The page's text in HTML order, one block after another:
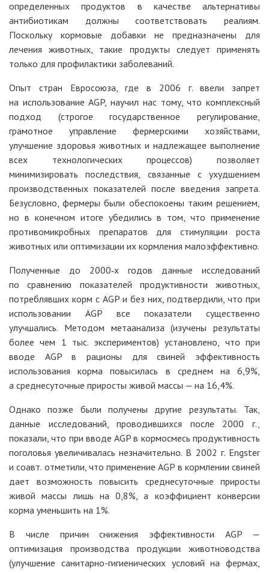
определенных продуктов в качестве альтернативы
антибиотикам должны соответствовать реалиям.
Поскольку кормовые добавки не предназначены для
лечения животных, такие продукты следует применять
только для профилактики заболеваний.
Опыт стран Евросоюза, где в 2006 г. ввели запрет
на использование AGP, научил нас тому, что комплексный
подход (строгое государственное регулирование,
грамотное управление фермерскими хозяйствами,
улучшение здоровья животных и надлежащее выполнение
всех технологических процессов) позволяет
минимизировать последствия, связанные с ухудшением
производственных показателей после введения запрета.
Безусловно, фермеры были обеспокоены таким решением,
но в конечном итоге убедились в том, что применение
противомикробных препаратов для стимуляции роста
животных или оптимизации их кормления малоэффективно.
Полученные до 2000‑х годов данные исследований
по сравнению показателей продуктивности животных,
потреблявших корм с AGP и без них, подтвердили, что при
использовании AGP все показатели существенно
улучшались. Методом метаанализа (изучены результаты
более чем 1 тыс. экспериментов) установлено, что при
вводе AGP в рационы для свиней эффективность
использования корма повысилась в среднем на 6,9%,
а среднесуточные приросты живой массы — на 16,4%.
Однако позже были получены другие результаты. Так,
данные исследований, проводившихся после 2000 г.,
показали, что при вводе AGP в кормосмесь продуктивность
поголовья увеличивалась незначительно. В 2002 г. Engster
и соавт. отметили, что применение AGP в кормлении свиней
дает возможность повысить среднесуточные приросты
живой массы лишь на 0,8%, а коэффициент конверсии
корма уменьшить на 1%.
В числе причин снижения эффективности AGP —
оптимизация производства продукции животноводства
(улучшение санитарно-гигиенических условий на фермах,